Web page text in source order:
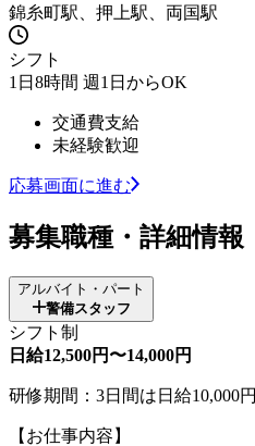
錦糸町駅、押上駅、両国駅
シフト
1日8時間 週1日からOK
交通費支給
未経験歓迎
応募画面に進む
募集職種・詳細情報
アルバイト・パート
警備スタッフ
シフト制
日給12,500円〜14,000円
研修期間：3日間は日給10,000円
【お仕事内容】